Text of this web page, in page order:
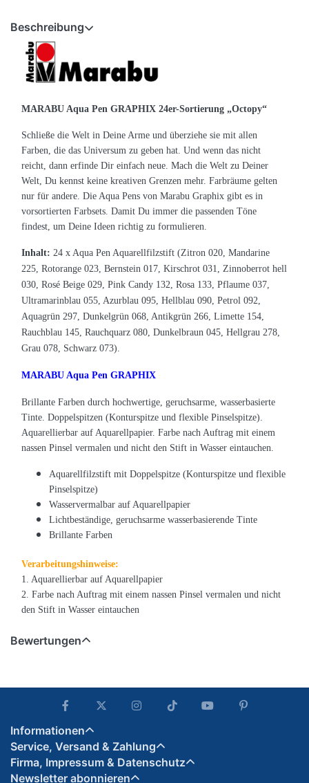
Beschreibung
MARABU Aqua Pen GRAPHIX 24er-Sortierung „Octopy“
Schließe die Welt in Deine Arme und überziehe sie mit allen
Farben, die das Universum zu geben hat. Und wenn das nicht
reicht, dann erfinde Dir einfach neue. Mach die Welt zu Deiner
Welt, Du kennst keine kreativen Grenzen mehr. Farbräume gelten
nur für andere. Die Aqua Pens von Marabu Graphix gibt es in
vorsortierten Farbsets. Damit Du immer die passenden Töne
findest, um Deine Ideen richtig zu formulieren.
Inhalt: 24 x Aqua Pen Aquarellfilzstift (Zitron 020, Mandarine
225, Rotorange 023, Bernstein 017, Kirschrot 031, Zinnoberrot hell
030, Rosé Beige 029, Pink Candy 132, Rosa 133, Pflaume 037,
Ultramarinblau 055, Azurblau 095, Hellblau 090, Petrol 092,
Aquagrün 297, Dunkelgrün 068, Antikgrün 266, Limette 154,
Rauchblau 145, Rauchquarz 080, Dunkelbraun 045, Hellgrau 278,
Grau 078, Schwarz 073).
MARABU Aqua Pen GRAPHIX
Brillante Farben durch hochwertige, geruchsarme, wasserbasierte
Tinte. Doppelspitzen (Konturspitze und flexible Pinselspitze).
Aquarellierbar auf Aquarellpapier. Farbe nach Auftrag mit einem
nassen Pinsel vermalen und nicht den Stift in Wasser eintauchen.
Aquarellfilzstift mit Doppelspitze (Konturspitze und flexible
Pinselspitze)
Wasservermalbar auf Aquarellpapier
Lichtbeständige, geruchsarme wasserbasierende Tinte
Brillante Farben
Verarbeitungshinweise:
1. Aquarellierbar auf Aquarellpapier
2. Farbe nach Auftrag mit einem nassen Pinsel vermalen und nicht
den Stift in Wasser eintauchen
Bewertungen
Informationen
Service, Versand & Zahlung
Firma, Impressum & Datenschutz
Newsletter abonnieren